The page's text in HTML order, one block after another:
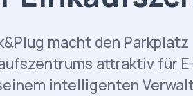
macht den Parkplatz
attraktiv für
intelligenten